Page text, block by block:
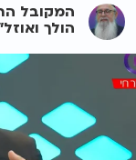
המקובל
הולך